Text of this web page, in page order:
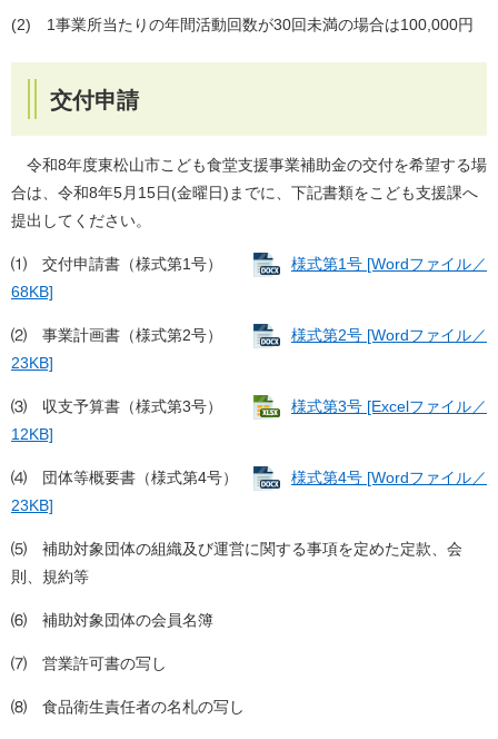
(2) 1事業所当たりの年間活動回数が30回未満の場合は100,000円
交付申請
令和8年度東松山市こども食堂支援事業補助金の交付を希望する場
合は、令和8年5月15日(金曜日)までに、下記書類をこども支援課へ
提出してください。
⑴ 交付申請書（様式第1号）
様式第1号 [Wordファイル／
68KB]
⑵ 事業計画書（様式第2号）
様式第2号 [Wordファイル／
23KB]
⑶ 収支予算書（様式第3号）
様式第3号 [Excelファイル／
12KB]
⑷ 団体等概要書（様式第4号）
様式第4号 [Wordファイル／
23KB]
⑸ 補助対象団体の組織及び運営に関する事項を定めた定款、会
則、規約等
⑹ 補助対象団体の会員名簿
⑺ 営業許可書の写し
⑻ 食品衛生責任者の名札の写し